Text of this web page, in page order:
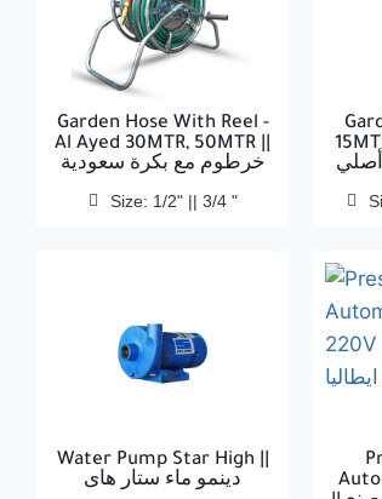
Garden Hose With Reel -
Al Ayed 30MTR, 50MTR ||
خرطوم مع بكرة سعودية
Size: 1/2" || 3/4 "
أصلي
Water Pump Star High ||
دينمو ماء ستار هاى